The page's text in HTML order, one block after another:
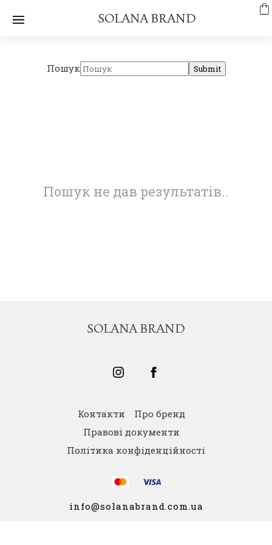
SOLANA BRAND
Пошук Submit
Пошук не дав результатів..
SOLANA BRAND
Контакти
Про бренд
Правові документи
Політика конфіденційності
info@solanabrand.com.ua